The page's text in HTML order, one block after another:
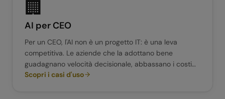
🏢
AI per CEO
Per un CEO, l'AI non è un progetto IT: è una leva
competitiva. Le aziende che la adottano bene
guadagnano velocità decisionale, abbassano i costi
operativi e liberano le persone per il lavoro ad alto
Scopri i casi d'uso